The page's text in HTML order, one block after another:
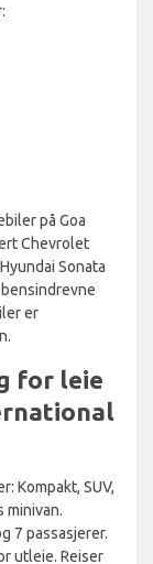
på Goa
Chevrolet
Sonata
er
for leie
Kompakt, SUV,
minivan.
7 passasjerer.
utleie. Reiser